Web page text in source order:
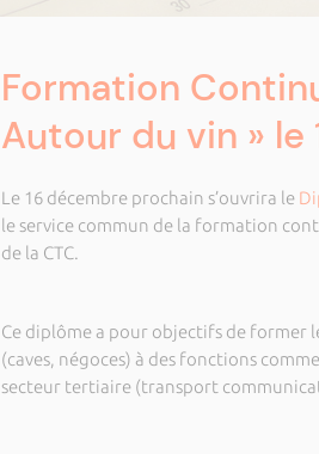
Formation
Autour du vin » le
Le 16 décembre prochain s’ouvrira le
le service commun de la formation
de la CTC.
Ce diplôme a pour objectifs de former
(caves, négoces) à des fonctions
secteur tertiaire (transport